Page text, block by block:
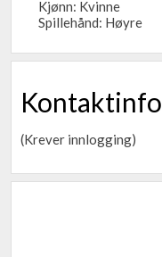
Kjønn: Kvinne
Spillehånd: Høyre
Kontaktinfo
(Krever innlogging)